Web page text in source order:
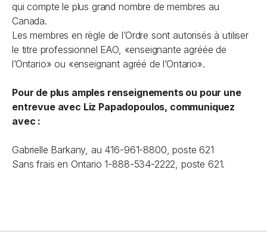
qui compte le plus grand nombre de membres au
Canada.
Les membres en règle de l’Ordre sont autorisés à utiliser
le titre professionnel EAO, «enseignante agréée de
l’Ontario» ou «enseignant agréé de l’Ontario».
Pour de plus amples renseignements ou pour une
entrevue avec Liz Papadopoulos, communiquez
avec :
Gabrielle Barkany, au 416-961-8800, poste 621
Sans frais en Ontario 1-888-534-2222, poste 621.